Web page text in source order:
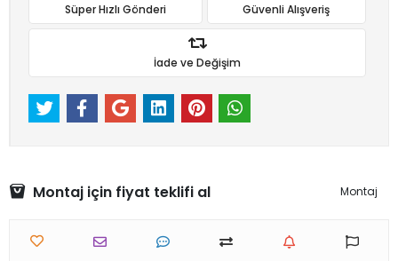
Süper Hızlı Gönderi Güvenli Alışveriş
İade ve Değişim
Montaj için fiyat teklifi al Montaj